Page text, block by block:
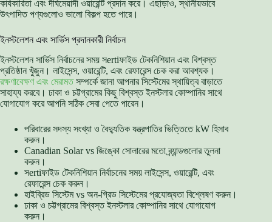
কার্যকারিতা এবং দীর্ঘমেয়াদী ওয়ারেন্টি প্রদান করে। এছাড়াও, স্থানীয়ভাবে
উৎপাদিত পণ্যগুলোও ভালো বিকল্প হতে পারে।
ইনস্টলেশন এবং সার্ভিস প্রদানকারী নির্বাচন
ইনস্টলেশন সার্ভিস নির্বাচনের সময় সertiফাইড টেকনিশিয়ান এবং বিশ্বস্ত
প্রতিষ্ঠান খুঁজুন। লাইসেন্স, ওয়ারেন্টি, এবং রেফারেন্স চেক করা আবশ্যক।
রক্ষণাবেক্ষণ এবং মেরামতসম্পর্কে জানা আপনার সিস্টেমের স্থায়িত্ব বাড়াতে
সাহায্য করবে। ঢাকা ও চট্টগ্রামের কিছু বিশ্বস্ত ইনস্টলার কোম্পানির সাথে
যোগাযোগ করে আপনি সঠিক সেবা পেতে পারেন।
পরিবারের সদস্য সংখ্যা ও বৈদ্যুতিক যন্ত্রপাতির ভিত্তিতে kW হিসাব
করুন।
Canadian Solar vs জিঙ্কো সোলারের মতো ব্র্যান্ডগুলোর তুলনা
করুন।
সertiফাইড টেকনিশিয়ান নির্বাচনের সময় লাইসেন্স, ওয়ারেন্টি, এবং
রেফারেন্স চেক করুন।
হাইব্রিড সিস্টেম vs অন-গ্রিড সিস্টেমের প্রযোজ্যতা বিশ্লেষণ করুন।
ঢাকা ও চট্টগ্রামের বিশ্বস্ত ইনস্টলার কোম্পানির সাথে যোগাযোগ
করুন।